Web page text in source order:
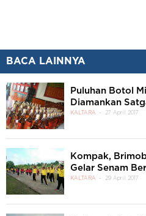
BACA LAINNYA
Puluhan Botol
Diamankan
KALTARA 27 April 2017
Kompak,
Gelar Senam
KALTARA 29 April 2017